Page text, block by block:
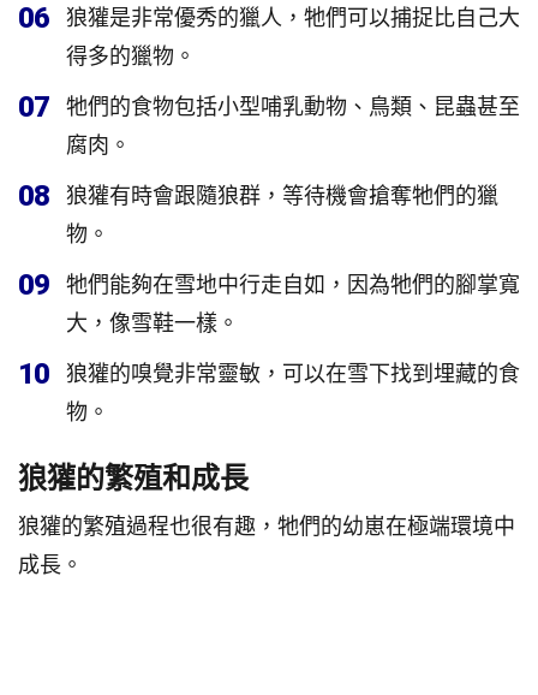
06
狼獾是非常優秀的獵人，牠們可以捕捉比自己大
得多的獵物。
07
牠們的食物包括小型哺乳動物、鳥類、昆蟲甚至
腐肉。
08
狼獾有時會跟隨狼群，等待機會搶奪牠們的獵
物。
09
牠們能夠在雪地中行走自如，因為牠們的腳掌寬
大，像雪鞋一樣。
10
狼獾的嗅覺非常靈敏，可以在雪下找到埋藏的食
物。
狼獾的繁殖和成長
狼獾的繁殖過程也很有趣，牠們的幼崽在極端環境中
成長。